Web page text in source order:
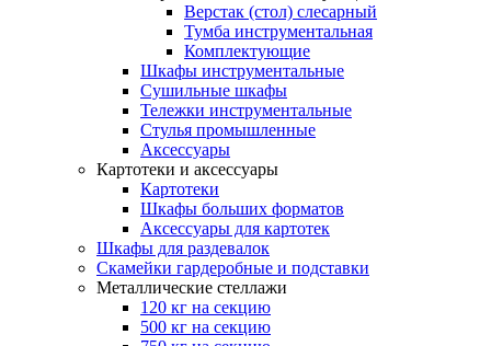
Верстак (стол) слесарный
Тумба инструментальная
Комплектующие
Шкафы инструментальные
Сушильные шкафы
Тележки инструментальные
Стулья промышленные
Аксессуары
Картотеки и аксессуары
Картотеки
Шкафы больших форматов
Аксессуары для картотек
Шкафы для раздевалок
Скамейки гардеробные и подставки
Металлические стеллажи
120 кг на секцию
500 кг на секцию